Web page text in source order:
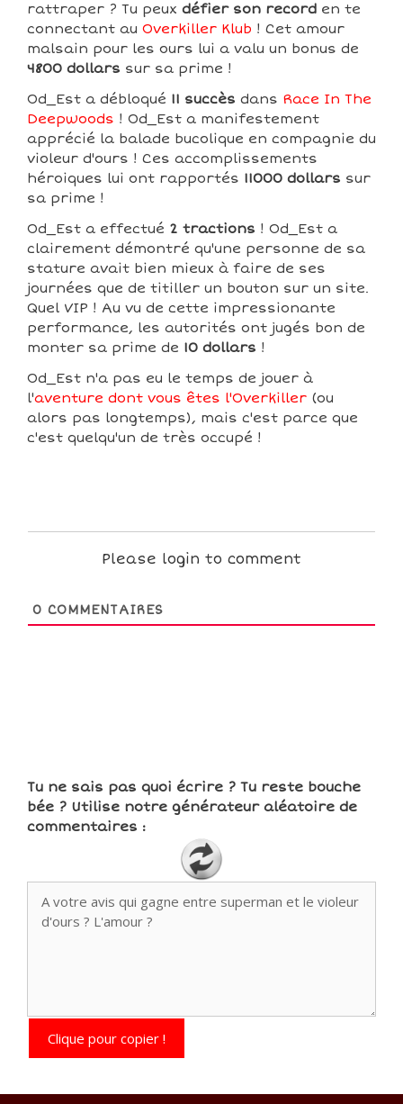
rattraper ? Tu peux défier son record en te
connectant au Overkiller Klub ! Cet amour
malsain pour les ours lui a valu un bonus de
4800 dollars sur sa prime !
Od_Est a débloqué 11 succès dans Race In The
Deepwoods ! Od_Est a manifestement
apprécié la balade bucolique en compagnie du
violeur d'ours ! Ces accomplissements
héroiques lui ont rapportés 11000 dollars sur
sa prime !
Od_Est a effectué 2 tractions ! Od_Est a
clairement démontré qu'une personne de sa
stature avait bien mieux à faire de ses
journées que de titiller un bouton sur un site.
Quel VIP ! Au vu de cette impressionante
performance, les autorités ont jugés bon de
monter sa prime de 10 dollars !
Od_Est n'a pas eu le temps de jouer à
l'aventure dont vous êtes l'Overkiller (ou
alors pas longtemps), mais c'est parce que
c'est quelqu'un de très occupé !
Please login to comment
0 COMMENTAIRES
Tu ne sais pas quoi écrire ? Tu reste bouche
bée ? Utilise notre générateur aléatoire de
commentaires :
Clique pour copier !